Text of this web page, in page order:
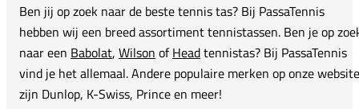
Ben jij op zoek naar de beste tennis tas? Bij PassaTennis
hebben wij een breed assortiment tennistassen. Ben je op
naar een Babolat, Wilson ofHeadtennistas? Bij PassaTennis
vind je het allemaal. Andere populaire merken op onze website
zijn Dunlop, K-Swiss, Prince en meer!